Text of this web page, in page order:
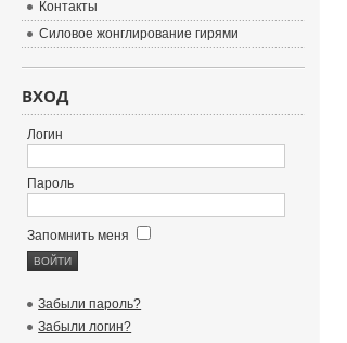
Контакты
Силовое жонглирование гирями
ВХОД
Логин
Пароль
Запомнить меня
Забыли пароль?
Забыли логин?